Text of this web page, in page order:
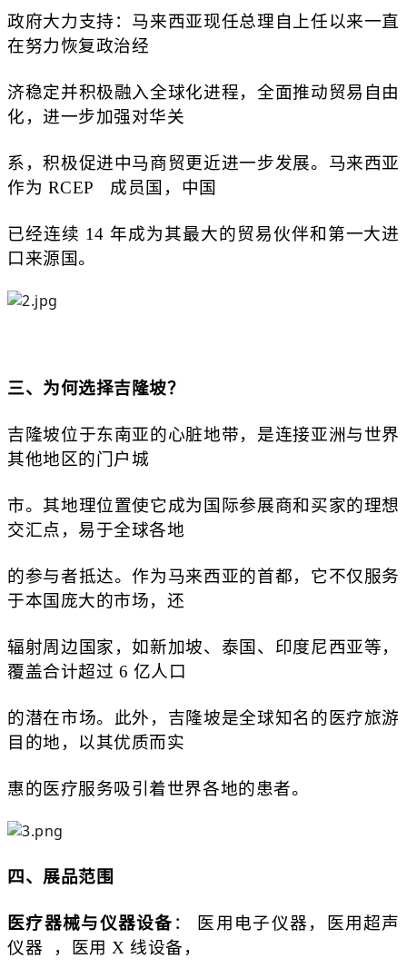
政府大力支持：马来西亚现任总理自上任以来一直
在努力恢复政治经
济稳定并积极融入全球化进程，全面推动贸易自由
化，进一步加强对华关
系，积极促进中马商贸更近进一步发展。马来西亚
作为 RCEP 成员国，中国
已经连续 14 年成为其最大的贸易伙伴和第一大进
口来源国。
三、为何选择吉隆坡？
吉隆坡位于东南亚的心脏地带，是连接亚洲与世界
其他地区的门户城
市。其地理位置使它成为国际参展商和买家的理想
交汇点，易于全球各地
的参与者抵达。作为马来西亚的首都，它不仅服务
于本国庞大的市场，还
辐射周边国家，如新加坡、泰国、印度尼西亚等，
覆盖合计超过 6 亿人口
的潜在市场。此外，吉隆坡是全球知名的医疗旅游
目的地，以其优质而实
惠的医疗服务吸引着世界各地的患者。
四、展品范围
医疗器械与仪器设备 ： 医用电子仪器，
医用超声
仪器
，医用 X 线设备，